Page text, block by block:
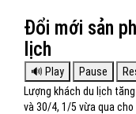
Đổi mới sản
lịch
Lượng khách du lịch
và 30/4, 1/5 vừa qua